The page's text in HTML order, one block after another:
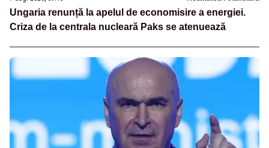
Ungaria renunță la apelul de economisire a energiei.
Criza de la centrala nucleară Paks se atenuează